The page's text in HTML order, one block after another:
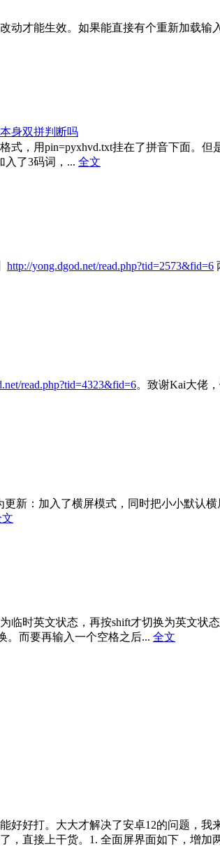
才能生效。如果能直接有个重新加载输
身双拼判断吗
式，用pin=pyxhvd.txt挂在了拼音下面。
入了3码词，... 全文
http://yong.dgod.net/read.php?tid=2573&fid=6
read.php?tid=4323&fid=6。致谢Kai大佬
更新：加入了横屏模式，同时把小小默认
临时英文状态，再按shift才切换为英文
。而要再输入一个空格之后... 全文
好好打。大大才解决了安卓12的问题，
直接上干货。1. 全面屏界面如下，增加